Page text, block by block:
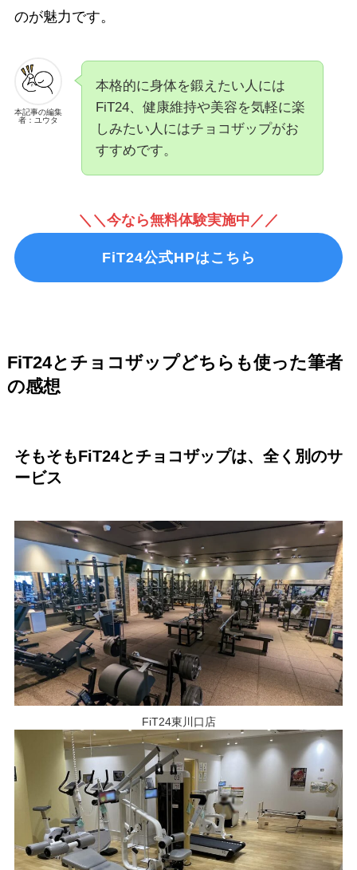
のが魅力です。
本記事の編集
者：ユウタ
本格的に身体を鍛えたい人には
FiT24、健康維持や美容を気軽に楽
しみたい人にはチョコザップがお
すすめです。
＼＼今なら無料体験実施中／／
FiT24公式HPはこちら
FiT24とチョコザップどちらも使った筆者
の感想
そもそもFiT24とチョコザップは、全く別のサ
ービス
FiT24東川口店